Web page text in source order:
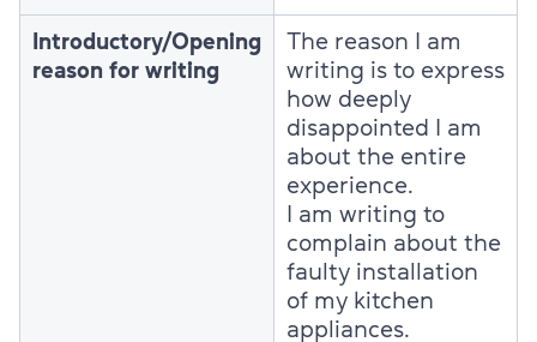
Introductory/Opening
reason for writing
The reason I am
writing is to express
how deeply
disappointed I am
about the entire
experience.
I am writing to
complain about the
faulty installation
of my kitchen
appliances.